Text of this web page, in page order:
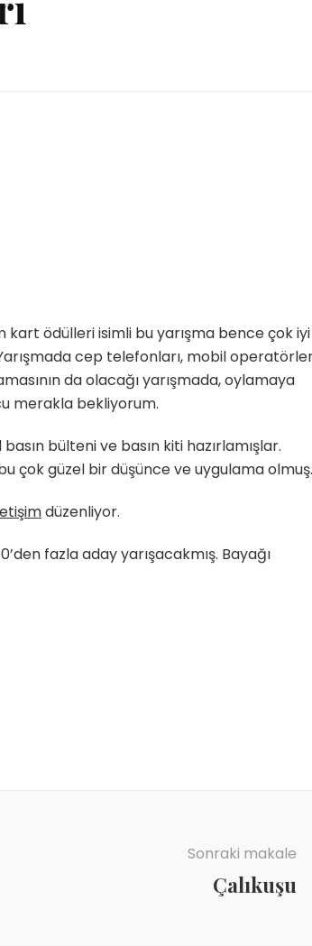
ödülleri isimli bu yarışma bence çok iyi
cep telefonları, mobil
da olacağı yarışmada, oylamaya
merakla bekliyorum.
bülteni ve basın kiti hazırlamışlar.
çok güzel bir düşünce ve uygulama olmuş.
düzenliyor.
fazla aday yarışacakmış. Bayağı
Sonraki makale
Çalıkuşu